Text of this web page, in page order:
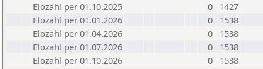
Elozahl per 01.10.2025
0
1427
Elozahl per 01.01.2026
0
1538
Elozahl per 01.04.2026
0
1538
Elozahl per 01.07.2026
0
1538
Elozahl per 01.10.2026
0 1538